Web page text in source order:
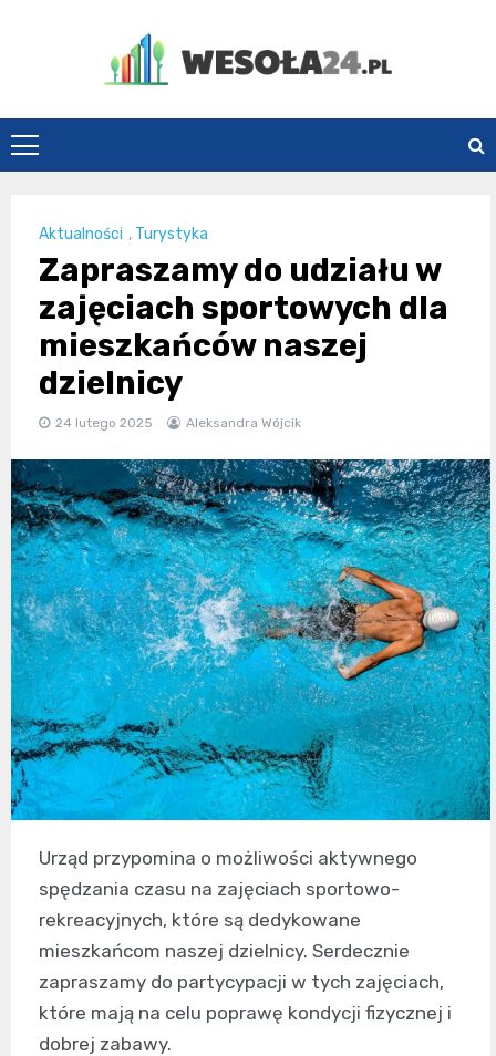
Wesoła24.pl
Aktualności , Turystyka
Zapraszamy do udziału w
zajęciach sportowych dla
mieszkańców naszej
dzielnicy
24 lutego 2025 Aleksandra Wójcik
Urząd przypomina o możliwości aktywnego
spędzania czasu na zajęciach sportowo-
rekreacyjnych, które są dedykowane
mieszkańcom naszej dzielnicy. Serdecznie
zapraszamy do partycypacji w tych zajęciach,
które mają na celu poprawę kondycji fizycznej i
dobrej zabawy.